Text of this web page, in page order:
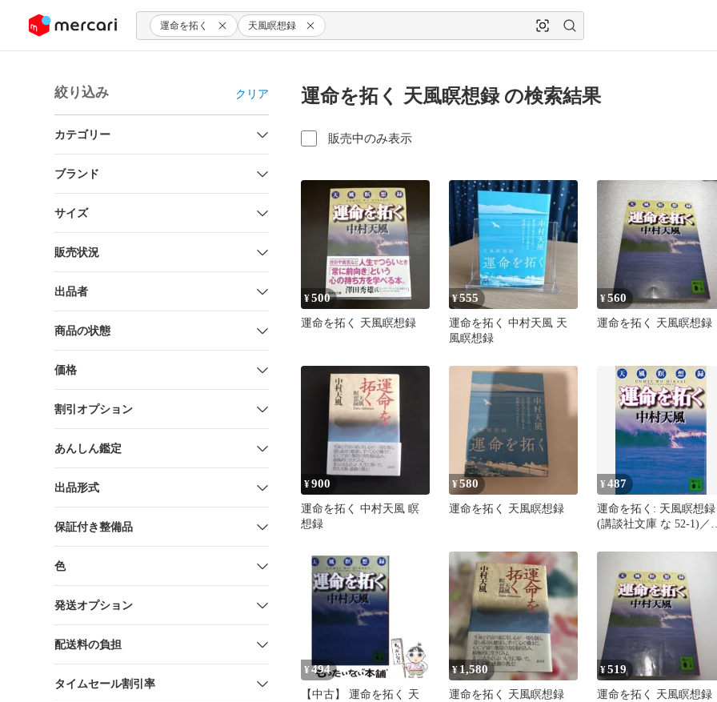
ツにスキップ 運命を拓く 天風瞑想録
絞り込み クリア
カテゴリー
ブランド
サイズ
販売状況
出品者
商品の状態
価格
割引オプション
あんしん鑑定
出品形式
保証付き整備品
色
発送オプション
配送料の負担
タイムセール割引率
運命を拓く 天風瞑想録 の検索結果
販売中のみ表示
¥500
運命を拓く 天風瞑想録
¥555
運命を拓く 中村天風 天
風瞑想録
¥560
運命を拓く 天風瞑想録
¥900
運命を拓く 中村天風 瞑
想録
¥580
運命を拓く 天風瞑想録
¥487
運命を拓く: 天風瞑想録
(講談社文庫 な 52-1)／中
¥ 494
【中古】 運命を拓く 天
¥1,580
運命を拓く 天風瞑想録
¥519
運命を拓く 天風瞑想録